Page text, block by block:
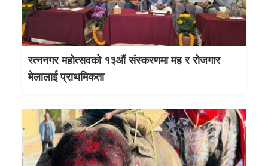
रत्ननगर महोत्सवको १३औं संस्करणमा मह र रोजगार
मेलालाई प्राथमिकता